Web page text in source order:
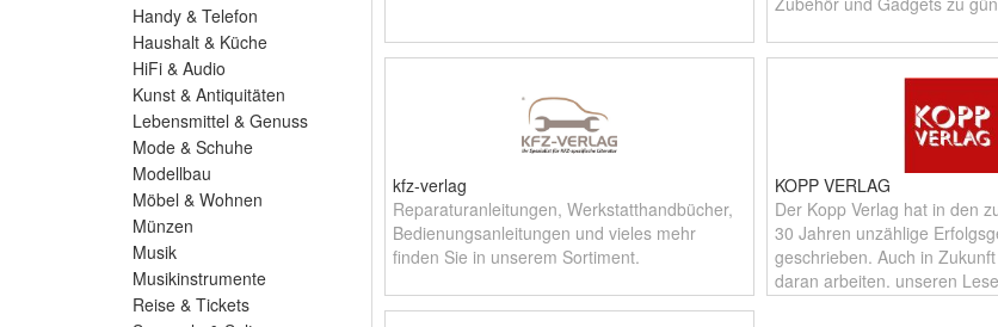
Handy & Telefon
Haushalt & Küche
HiFi & Audio
Kunst & Antiquitäten
Lebensmittel & Genuss
Mode & Schuhe
Modellbau
Möbel & Wohnen
Münzen
Musik
Musikinstrumente
Reise & Tickets
kfz-verlag
Reparaturanleitungen, Werkstatthandbücher,
Bedienungsanleitungen und vieles mehr
finden Sie in unserem Sortiment.
KOPP VERLAG
Der Kopp Verlag hat in den
30 Jahren unzählige
geschrieben. Auch in
daran arbeiten, unseren